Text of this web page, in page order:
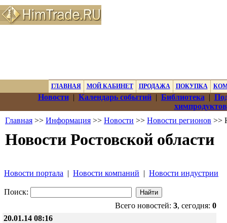
ГЛАВНАЯ МОЙ КАБИНЕТ ПРОДАЖА ПОКУПКА
Новости| Календарь событий| Библиотека |
химпродуктов
Главная >> Информация >> Новости >> Новости регионов >>
Новости Ростовской области
Новости портала | Новости компаний | Новости индустрии
Поиск:
Всего новостей: 3, сегодня: 0
20.01.14 08:16